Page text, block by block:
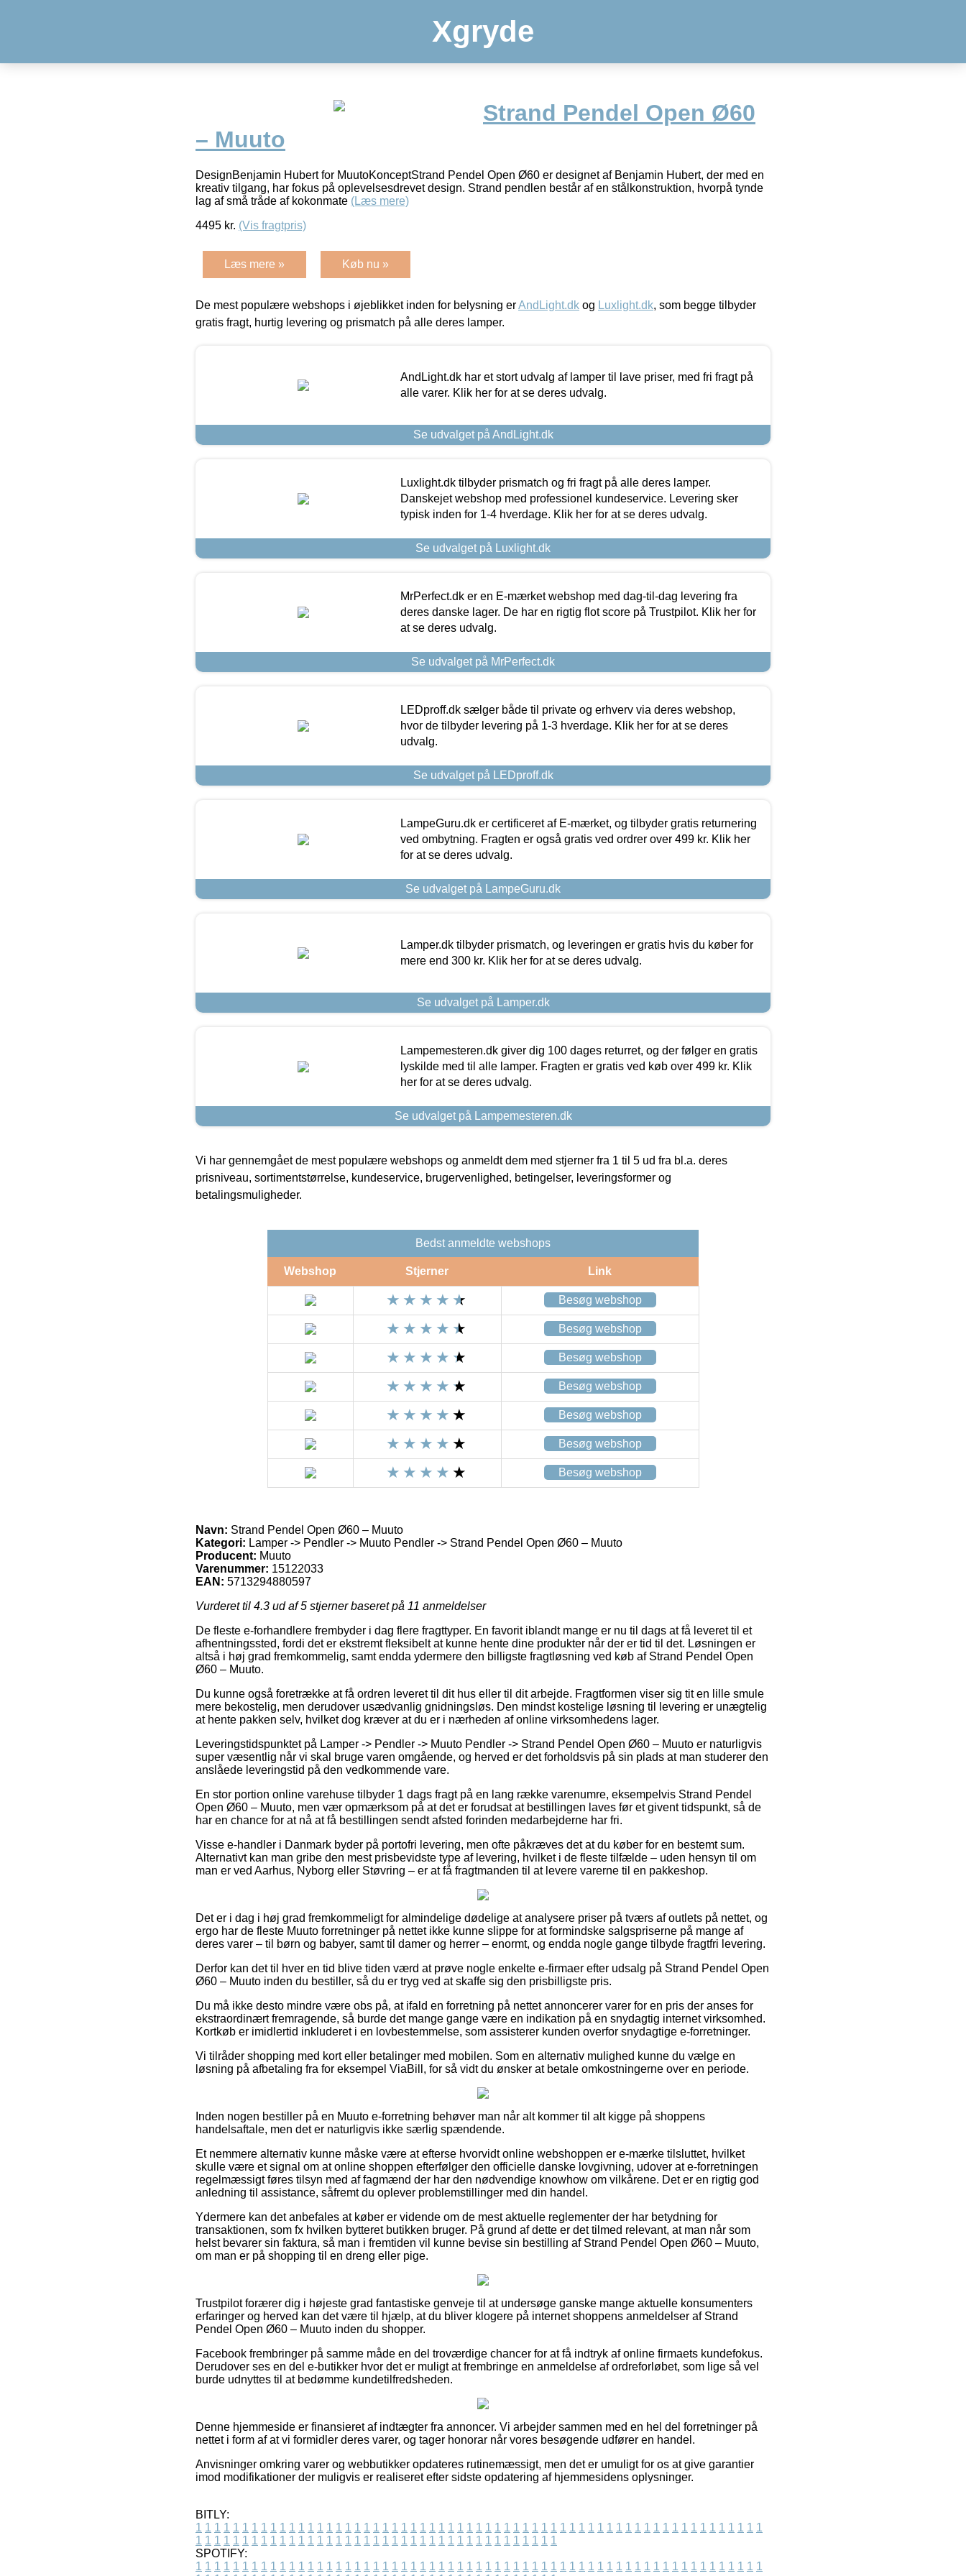
Xgryde
Strand Pendel Open Ø60
– Muuto
DesignBenjamin Hubert for MuutoKonceptStrand Pendel Open Ø60 er designet af Benjamin Hubert, der med en
kreativ tilgang, har fokus på oplevelsesdrevet design. Strand pendlen består af en stålkonstruktion, hvorpå tynde
lag af små tråde af kokonmate (Læs mere)
4495 kr. (Vis fragtpris)
Læs mere » Køb nu »
De mest populære webshops i øjeblikket inden for belysning erAndLight.dk og Luxlight.dk, som begge tilbyder
gratis fragt, hurtig levering og prismatch på alle deres lamper.
AndLight.dk har et stort udvalg af lamper til lave priser, med fri fragt på
alle varer. Klik her for at se deres udvalg.
Se udvalget på AndLight.dk
Luxlight.dk tilbyder prismatch og fri fragt på alle deres lamper.
Danskejet webshop med professionel kundeservice. Levering sker
typisk inden for 1-4 hverdage. Klik her for at se deres udvalg.
Se udvalget på Luxlight.dk
MrPerfect.dk er en E-mærket webshop med dag-til-dag levering fra
deres danske lager. De har en rigtig flot score på Trustpilot. Klik her for
at se deres udvalg.
Se udvalget på MrPerfect.dk
LEDproff.dk sælger både til private og erhverv via deres webshop,
hvor de tilbyder levering på 1-3 hverdage. Klik her for at se deres
udvalg.
Se udvalget på LEDproff.dk
LampeGuru.dk er certificeret af E-mærket, og tilbyder gratis returnering
ved ombytning. Fragten er også gratis ved ordrer over 499 kr. Klik her
for at se deres udvalg.
Se udvalget på LampeGuru.dk
Lamper.dk tilbyder prismatch, og leveringen er gratis hvis du køber for
mere end 300 kr. Klik her for at se deres udvalg.
Se udvalget på Lamper.dk
Lampemesteren.dk giver dig 100 dages returret, og der følger en gratis
lyskilde med til alle lamper. Fragten er gratis ved køb over 499 kr. Klik
her for at se deres udvalg.
Se udvalget på Lampemesteren.dk
Vi har gennemgået de mest populære webshops og anmeldt dem med stjerner fra 1 til 5 ud fra bl.a. deres
prisniveau, sortimentstørrelse, kundeservice, brugervenlighed, betingelser, leveringsformer og
betalingsmuligheder.
Bedst anmeldte webshops
Webshop Stjerner Link
Besøg webshop
Besøg webshop
Besøg webshop
Besøg webshop
Besøg webshop
Besøg webshop
Besøg webshop
Navn: Strand Pendel Open Ø60 – Muuto
Kategori: Lamper -> Pendler -> Muuto Pendler -> Strand Pendel Open Ø60 – Muuto
Producent: Muuto
Varenummer: 15122033
EAN: 5713294880597
Vurderet til 4.3 ud af 5 stjerner baseret på 11 anmeldelser
De fleste e-forhandlere frembyder i dag flere fragttyper. En favorit iblandt mange er nu til dags at få leveret til et
afhentningssted, fordi det er ekstremt fleksibelt at kunne hente dine produkter når der er tid til det. Løsningen er
altså i høj grad fremkommelig, samt endda ydermere den billigste fragtløsning ved køb af Strand Pendel Open
Ø60 – Muuto.
Du kunne også foretrække at få ordren leveret til dit hus eller til dit arbejde. Fragtformen viser sig tit en lille smule
mere bekostelig, men derudover usædvanlig gnidningsløs. Den mindst kostelige løsning til levering er unægtelig
at hente pakken selv, hvilket dog kræver at du er i nærheden af online virksomhedens lager.
Leveringstidspunktet på Lamper -> Pendler -> Muuto Pendler -> Strand Pendel Open Ø60 – Muuto er naturligvis
super væsentlig når vi skal bruge varen omgående, og herved er det forholdsvis på sin plads at man studerer den
anslåede leveringstid på den vedkommende vare.
En stor portion online varehuse tilbyder 1 dags fragt på en lang række varenumre, eksempelvis Strand Pendel
Open Ø60 – Muuto, men vær opmærksom på at det er forudsat at bestillingen laves før et givent tidspunkt, så de
har en chance for at nå at få bestillingen sendt afsted forinden medarbejderne har fri.
Visse e-handler i Danmark byder på portofri levering, men ofte påkræves det at du køber for en bestemt sum.
Alternativt kan man gribe den mest prisbevidste type af levering, hvilket i de fleste tilfælde – uden hensyn til om
man er ved Aarhus, Nyborg eller Støvring – er at få fragtmanden til at levere varerne til en pakkeshop.
Det er i dag i høj grad fremkommeligt for almindelige dødelige at analysere priser på tværs af outlets på nettet, og
ergo har de fleste Muuto forretninger på nettet ikke kunne slippe for at formindske salgspriserne på mange af
deres varer – til børn og babyer, samt til damer og herrer – enormt, og endda nogle gange tilbyde fragtfri levering.
Derfor kan det til hver en tid blive tiden værd at prøve nogle enkelte e-firmaer efter udsalg på Strand Pendel Open
Ø60 – Muuto inden du bestiller, så du er tryg ved at skaffe sig den prisbilligste pris.
Du må ikke desto mindre være obs på, at ifald en forretning på nettet annoncerer varer for en pris der anses for
ekstraordinært fremragende, så burde det mange gange være en indikation på en snydagtig internet virksomhed.
Kortkøb er imidlertid inkluderet i en lovbestemmelse, som assisterer kunden overfor snydagtige e-forretninger.
Vi tilråder shopping med kort eller betalinger med mobilen. Som en alternativ mulighed kunne du vælge en
løsning på afbetaling fra for eksempel ViaBill, for så vidt du ønsker at betale omkostningerne over en periode.
Inden nogen bestiller på en Muuto e-forretning behøver man når alt kommer til alt kigge på shoppens
handelsaftale, men det er naturligvis ikke særlig spændende.
Et nemmere alternativ kunne måske være at efterse hvorvidt online webshoppen er e-mærke tilsluttet, hvilket
skulle være et signal om at online shoppen efterfølger den officielle danske lovgivning, udover at e-forretningen
regelmæssigt føres tilsyn med af fagmænd der har den nødvendige knowhow om vilkårene. Det er en rigtig god
anledning til assistance, såfremt du oplever problemstillinger med din handel.
Ydermere kan det anbefales at køber er vidende om de mest aktuelle reglementer der har betydning for
transaktionen, som fx hvilken bytteret butikken bruger. På grund af dette er det tilmed relevant, at man når som
helst bevarer sin faktura, så man i fremtiden vil kunne bevise sin bestilling af Strand Pendel Open Ø60 – Muuto,
om man er på shopping til en dreng eller pige.
Trustpilot forærer dig i højeste grad fantastiske genveje til at undersøge ganske mange aktuelle konsumenters
erfaringer og herved kan det være til hjælp, at du bliver klogere på internet shoppens anmeldelser af Strand
Pendel Open Ø60 – Muuto inden du shopper.
Facebook frembringer på samme måde en del troværdige chancer for at få indtryk af online firmaets kundefokus.
Derudover ses en del e-butikker hvor det er muligt at frembringe en anmeldelse af ordreforløbet, som lige så vel
burde udnyttes til at bedømme kundetilfredsheden.
Denne hjemmeside er finansieret af indtægter fra annoncer. Vi arbejder sammen med en hel del forretninger på
nettet i form af at vi formidler deres varer, og tager honorar når vores besøgende udfører en handel.
Anvisninger omkring varer og webbutikker opdateres rutinemæssigt, men det er umuligt for os at give garantier
imod modifikationer der muligvis er realiseret efter sidste opdatering af hjemmesidens oplysninger.
BITLY:
1 1 1 1 1 1 1 1 1 1 1 1 1 1 1 1 1 1 1 1 1 1 1 1 1 1 1 1 1 1 1 1 1 1 1 1 1 1 1 1 1 1 1 1 1 1 1 1 1 1 1 1 1 1 1 1 1 1 1 1 1
1 1 1 1 1 1 1 1 1 1 1 1 1 1 1 1 1 1 1 1 1 1 1 1 1 1 1 1 1 1 1 1 1 1 1 1 1 1 1
SPOTIFY:
1 1 1 1 1 1 1 1 1 1 1 1 1 1 1 1 1 1 1 1 1 1 1 1 1 1 1 1 1 1 1 1 1 1 1 1 1 1 1 1 1 1 1 1 1 1 1 1 1 1 1 1 1 1 1 1 1 1 1 1 1